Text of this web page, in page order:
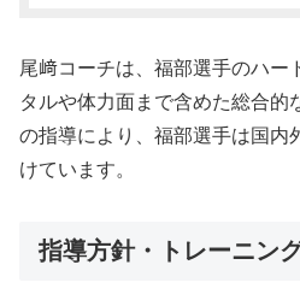
尾﨑コーチは、福部選手のハー
タルや体力面まで含めた総合的
の指導により、福部選手は国内
けています。
指導方針・トレーニン